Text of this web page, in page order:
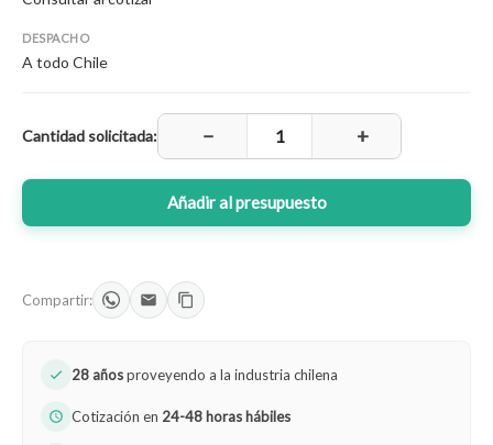
DESPACHO
A todo Chile
Cantidad solicitada: − +
Añadir al presupuesto
Compartir:
28 añosproveyendo a la industria chilena
Cotización en 24-48 horas hábiles